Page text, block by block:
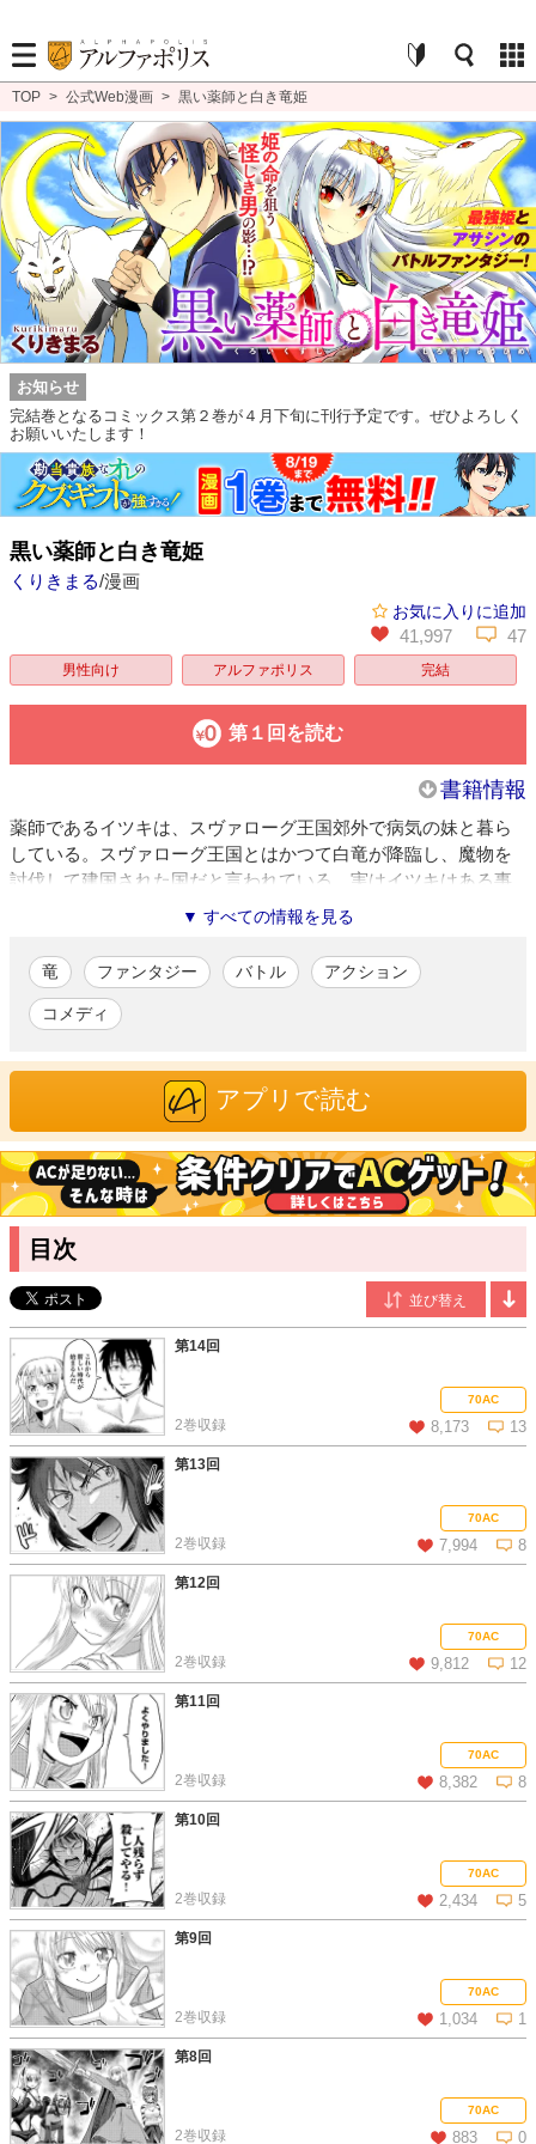
TOP > 公式Web漫画 > 黒い薬師と白き竜姫
お知らせ
完結巻となるコミックス第２巻が４月下旬に刊行予定です。ぜひよろしく
お願いいたします！
黒い薬師と白き竜姫
くりきまる/漫画
お気に入りに追加
41,997 47
男性向け アルファポリス 完結
第１回を読む
書籍情報
薬師であるイツキは、スヴァローグ王国郊外で病気の妹と暮ら
している。スヴァローグ王国とはかつて白竜が降臨し、魔物を
討伐して建国された国だと言われている。実はイツキはある事
情から、魔王にこのスヴァローグ王国のティア姫の暗殺を命じ
られており、暗殺を図る日々を送っていた――。
くりきまる/漫画
愛知県在住。代表作に「オーガの兄貴と奴隷ちゃん」（全4巻、
講談社）、「のぶながちゃん公記」（全3巻、丈書房）「うみゃ
ーがね！名古屋大須のみそのさん」（双葉社）などがある。
▼ すべての情報を見る
竜 ファンタジー バトル アクション
コメディ
アプリで読む
目次
第14回
70AC
8,173 13
2巻収録
この話を読む コメントを見る
第13回
70AC
7,994 8
2巻収録
この話を読む コメントを見る
第12回
70AC
9,812 12
2巻収録
この話を読む コメントを見る
第11回
70AC
8,382 8
2巻収録
この話を読む コメントを見る
第10回
70AC
2,434 5
2巻収録
この話を読む コメントを見る
第9回
70AC
1,034 1
2巻収録
この話を読む コメントを見る
第8回
70AC
883 0
2巻収録